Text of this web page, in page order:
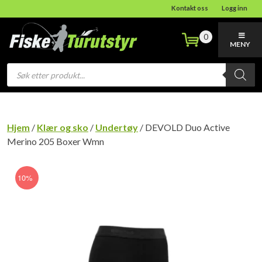
Kontakt oss Logg inn
Products
search
0
MENY
Hjem / Klær og sko / Undertøy / DEVOLD Duo Active
Merino 205 Boxer Wmn
10%